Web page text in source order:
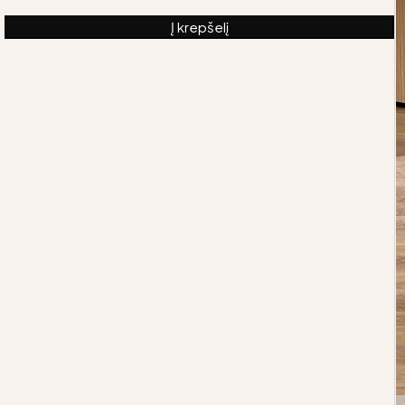
Į krepšelį